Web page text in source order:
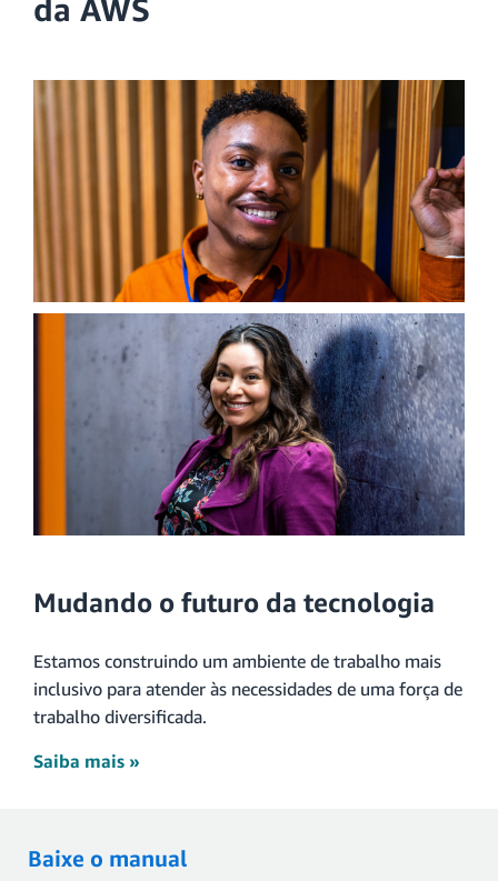
da AWS
Mudando o futuro da tecnologia
Estamos construindo um ambiente de trabalho mais
inclusivo para atender às necessidades de uma força de
trabalho diversificada.
Saiba mais »
Baixe o manual